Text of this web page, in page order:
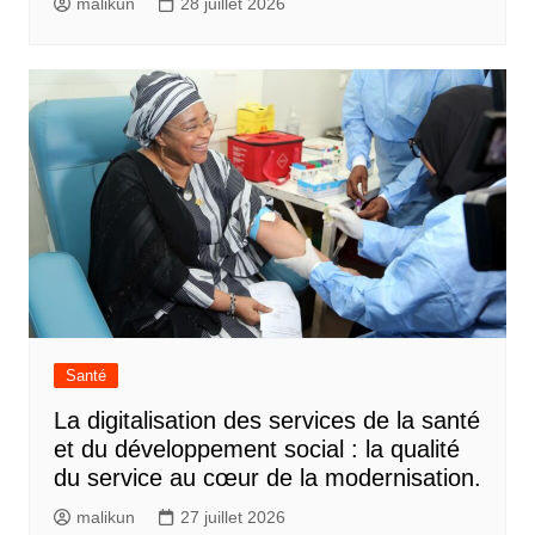
Santé
La digitalisation des services de la santé
et du développement social : la qualité
du service au cœur de la modernisation.
malikun 27 juillet 2026